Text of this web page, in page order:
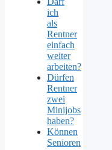
ich
als
Rentner
einfach
weiter
arbeiten?
Dürfen
Rentner
zwei
Minijobs
haben?
Können
Senioren